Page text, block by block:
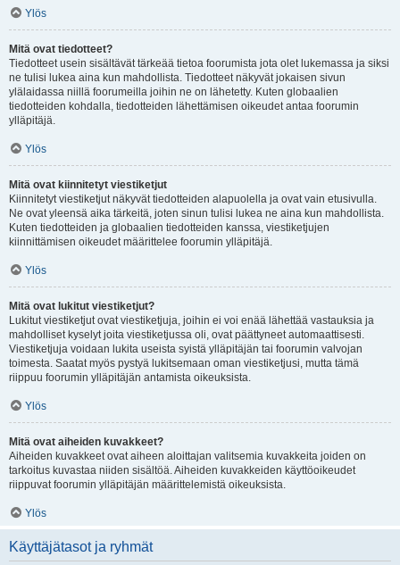
Ylös
Mitä ovat tiedotteet?
Tiedotteet usein sisältävät tärkeää tietoa foorumista jota olet lukemassa ja siksi
ne tulisi lukea aina kun mahdollista. Tiedotteet näkyvät jokaisen sivun
ylälaidassa niillä foorumeilla joihin ne on lähetetty. Kuten globaalien
tiedotteiden kohdalla, tiedotteiden lähettämisen oikeudet antaa foorumin
ylläpitäjä.
Ylös
Mitä ovat kiinnitetyt viestiketjut
Kiinnitetyt viestiketjut näkyvät tiedotteiden alapuolella ja ovat vain etusivulla.
Ne ovat yleensä aika tärkeitä, joten sinun tulisi lukea ne aina kun mahdollista.
Kuten tiedotteiden ja globaalien tiedotteiden kanssa, viestiketjujen
kiinnittämisen oikeudet määrittelee foorumin ylläpitäjä.
Ylös
Mitä ovat lukitut viestiketjut?
Lukitut viestiketjut ovat viestiketjuja, joihin ei voi enää lähettää vastauksia ja
mahdolliset kyselyt joita viestiketjussa oli, ovat päättyneet automaattisesti.
Viestiketjuja voidaan lukita useista syistä ylläpitäjän tai foorumin valvojan
toimesta. Saatat myös pystyä lukitsemaan oman viestiketjusi, mutta tämä
riippuu foorumin ylläpitäjän antamista oikeuksista.
Ylös
Mitä ovat aiheiden kuvakkeet?
Aiheiden kuvakkeet ovat aiheen aloittajan valitsemia kuvakkeita joiden on
tarkoitus kuvastaa niiden sisältöä. Aiheiden kuvakkeiden käyttöoikeudet
riippuvat foorumin ylläpitäjän määrittelemistä oikeuksista.
Ylös
Käyttäjätasot ja ryhmät